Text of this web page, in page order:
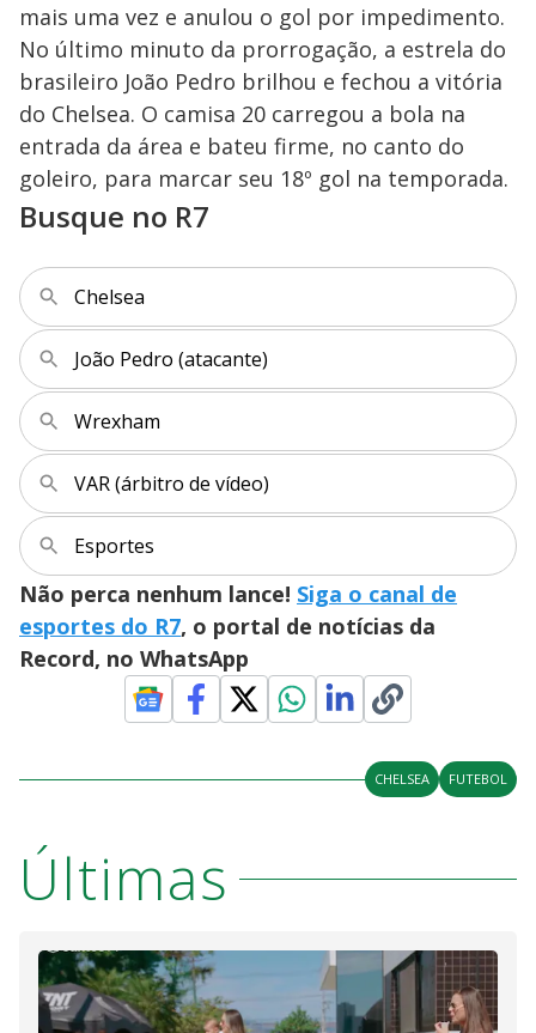
mais uma vez e anulou o gol por impedimento.
No último minuto da prorrogação, a estrela do
brasileiro João Pedro brilhou e fechou a vitória
do Chelsea. O camisa 20 carregou a bola na
entrada da área e bateu firme, no canto do
goleiro, para marcar seu 18º gol na temporada.
Busque no R7
Chelsea
João Pedro (atacante)
Wrexham
VAR (árbitro de vídeo)
Esportes
Não perca nenhum lance! Siga o canal de
esportes do R7, o portal de notícias da
Record, no WhatsApp
CHELSEA FUTEBOL
Últimas